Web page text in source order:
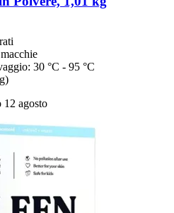
30 °C - 95 °C
12 agosto